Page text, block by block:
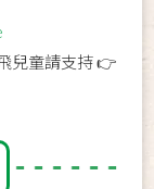
兒童請支持 👉